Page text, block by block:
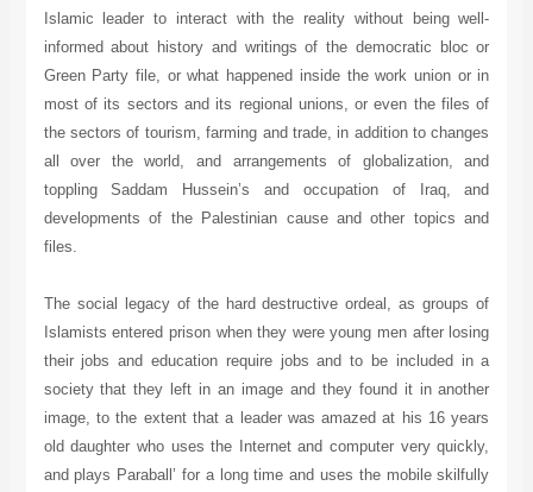
Islamic leader to interact with the reality without being well-
informed about history and writings of the democratic bloc or
Green Party file, or what happened inside the work union or in
most of its sectors and its regional unions, or even the files of
the sectors of tourism, farming and trade, in addition to changes
all over the world, and arrangements of globalization, and
toppling Saddam Hussein’s and occupation of Iraq, and
developments of the Palestinian cause and other topics and
files.
The social legacy of the hard destructive ordeal, as groups of
Islamists entered prison when they were young men after losing
their jobs and education require jobs and to be included in a
society that they left in an image and they found it in another
image, to the extent that a leader was amazed at his 16 years
old daughter who uses the Internet and computer very quickly,
and plays Paraball’ for a long time and uses the mobile skilfully